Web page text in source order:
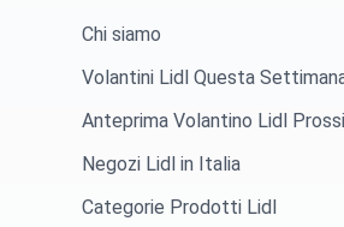
Chi siamo
Volantini Lidl Questa
Anteprima Volantino Lidl
Negozi Lidl in Italia
Categorie Prodotti Lidl